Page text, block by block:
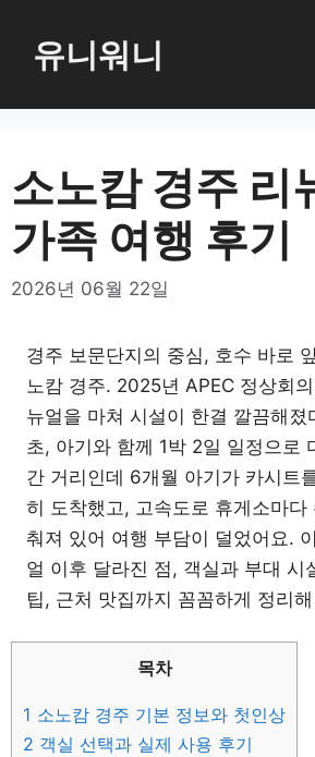
로
뛰
기
유니워니
소노캄 경주 리
가족 여행 후기
2026년 06월 22일
경주 보문단지의 중심, 호수 바로
노캄 경주. 2025년 APEC 정상회
뉴얼을 마쳐 시설이 한결 깔끔해졌
초, 아기와 함께 1박 2일 일정으로
간 거리인데 6개월 아기가 카시트
히 도착했고, 고속도로 휴게소마다
춰져 있어 여행 부담이 덜었어요.
얼 이후 달라진 점, 객실과 부대 시
팁, 근처 맛집까지 꼼꼼하게 정리
목차
1 소노캄 경주 기본 정보와 첫인상
2 객실 선택과 실제 사용 후기